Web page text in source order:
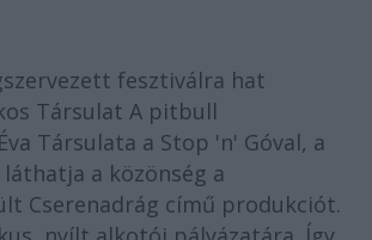
fesztiválra hat
Társulat A pitbull
Társulata a Stop 'n' Góval, a
a közönség a
Cserenadrág című produkciót.